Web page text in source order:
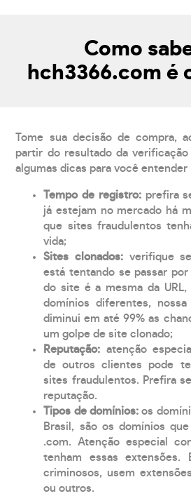
Como
hch3366.com é
Tome sua decisão de compra,
partir do resultado da
algumas dicas para você entender
Tempo de registro: prefira
já estejam no mercado há
que sites fraudulentos
vida;
Sites clonados: verifique
está tentando se passar
do site é a mesma da
domínios diferentes,
diminui em até 99% as
um golpe de site clonado;
Reputação: atenção
de outros clientes pode
sites fraudulentos. Prefira
reputação.
Tipos de domínios:os
Brasil, são os domínios
.com. Atenção especial
tenham essas extensões.
criminosos, usem
ou outros.